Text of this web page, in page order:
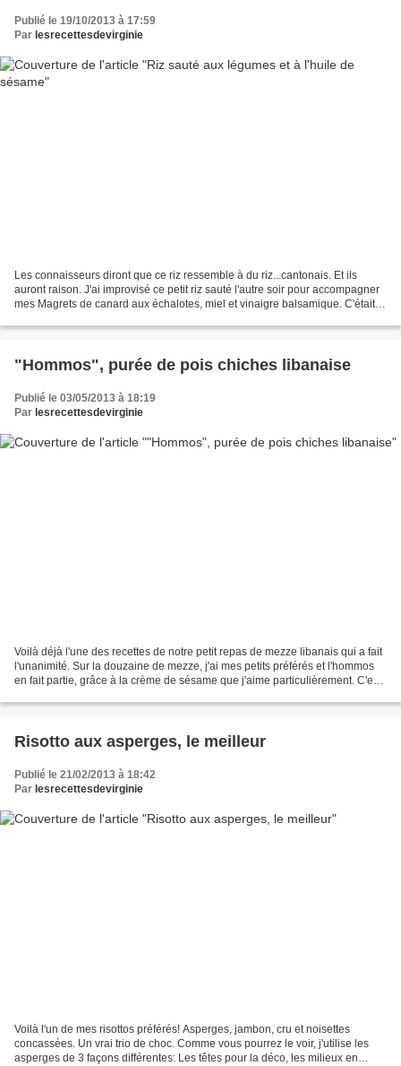
Publié le 19/10/2013 à 17:59
Par lesrecettesdevirginie
Les connaisseurs diront que ce riz ressemble à du riz...cantonais. Et ils
auront raison. J'ai improvisé ce petit riz sauté l'autre soir pour accompagner
mes Magrets de canard aux échalotes, miel et vinaigre balsamique. C'était
"Hommos", purée de pois chiches libanaise
Publié le 03/05/2013 à 18:19
Par lesrecettesdevirginie
Voilà déjà l'une des recettes de notre petit repas de mezze libanais qui a fait
l'unanimité. Sur la douzaine de mezze, j'ai mes petits préférés et l'hommos
en fait partie, grâce à la crème de sésame que j'aime particulièrement. C'est
Risotto aux asperges, le meilleur
Publié le 21/02/2013 à 18:42
Par lesrecettesdevirginie
Voilà l'un de mes risottos préférés! Asperges, jambon, cru et noisettes
concassées. Un vrai trio de choc. Comme vous pourrez le voir, j'utilise les
asperges de 3 façons différentes: Les têtes pour la déco, les milieux en